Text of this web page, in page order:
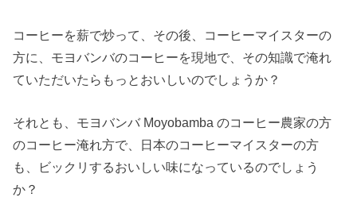
コーヒーを薪で炒って、その後、コーヒーマイスターの
方に、モヨバンバのコーヒーを現地で、その知識で淹れ
ていただいたらもっとおいしいのでしょうか？
それとも、モヨバンバ Moyobamba のコーヒー農家の方
のコーヒー淹れ方で、日本のコーヒーマイスターの方
も、ビックリするおいしい味になっているのでしょう
か？